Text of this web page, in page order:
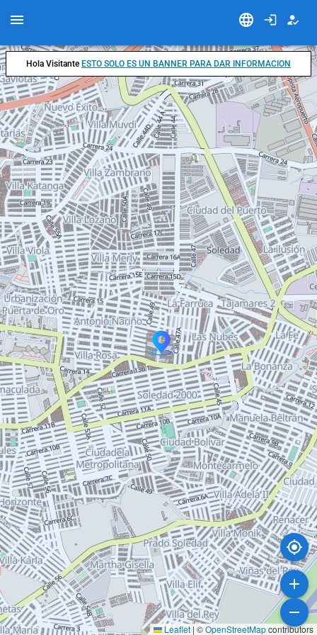
Leaflet | ©OpenStreetMapcontributors
Hola Visitante ESTO SOLO ES UN BANNER PARA DAR INFORMACION